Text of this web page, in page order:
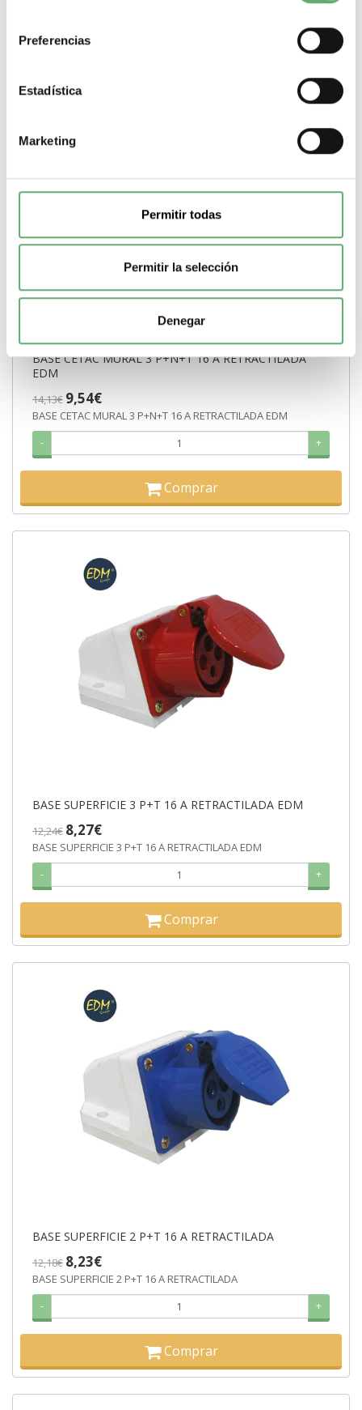
Preferencias
Estadística
Marketing
Permitir todas
Permitir la selección
Denegar
BASE CETAC MURAL 3 P+N+T 16 A RETRACTILADA
EDM
14,13€ 9,54€
BASE CETAC MURAL 3 P+N+T 16 A RETRACTILADA EDM
- +
Comprar
BASE SUPERFICIE 3 P+T 16 A RETRACTILADA EDM
12,24€ 8,27€
BASE SUPERFICIE 3 P+T 16 A RETRACTILADA EDM
- +
Comprar
BASE SUPERFICIE 2 P+T 16 A RETRACTILADA
12,18€ 8,23€
BASE SUPERFICIE 2 P+T 16 A RETRACTILADA
- +
Comprar